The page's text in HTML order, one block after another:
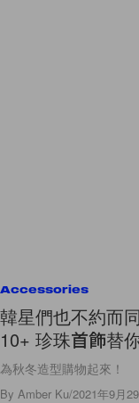
Accessories
韓星們也不約而
10+ 珍珠首飾替
為秋冬造型購物起來！
By Amber Ku/2021年9月